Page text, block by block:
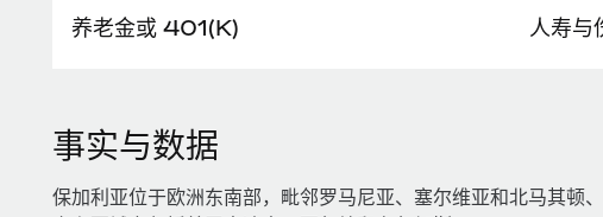
养老金或 401(K) 人寿与
事实与数据
保加利亚位于欧洲东南部，毗邻罗马尼亚、塞尔维亚和北马其顿